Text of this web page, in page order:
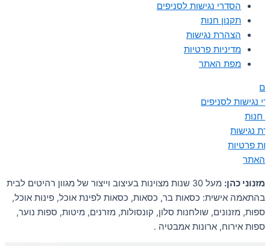
הסדרי נגישות לסניפים
תקנון חנות
הצהרת נגישות
מדיניות פרטיות
מפת האתר
נגישות לסניפים
חנות
נגישות
פרטיות
האתר
מזנוני כהן:
מעל 30 שנות מצוינות בעיצוב וייצור של מגוון רהיטים לבית
בהתאמה אישית: כסאות בר, כסאות, כסאות לפינת אוכל, פינות אוכל,
ספות, מזנונים, שולחנות סלון, קונסולות, מזרנים, מיטות, ספות נוער,
ספות אירוח, ארונות אמבטיה .